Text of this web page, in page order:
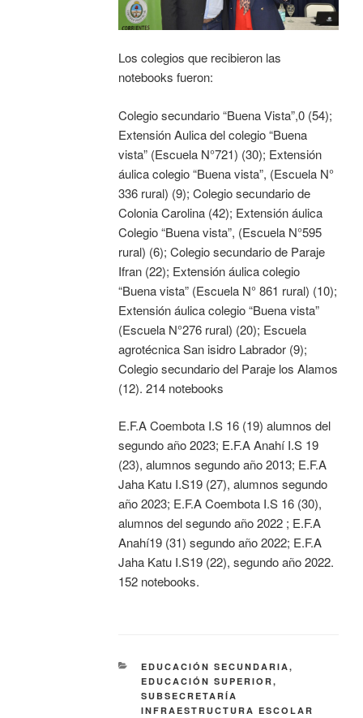
Los colegios que recibieron las
notebooks fueron:
Colegio secundario “Buena Vista”,0 (54);
Extensión Aulica del colegio “Buena
vista” (Escuela N°721) (30); Extensión
áulica colegio “Buena vista”, (Escuela N°
336 rural) (9); Colegio secundario de
Colonia Carolina (42); Extensión áulica
Colegio “Buena vista”, (Escuela N°595
rural) (6); Colegio secundario de Paraje
Ifran (22); Extensión áulica colegio
“Buena vista” (Escuela N° 861 rural) (10);
Extensión áulica colegio “Buena vista”
(Escuela N°276 rural) (20); Escuela
agrotécnica San isidro Labrador (9);
Colegio secundario del Paraje los Alamos
(12). 214 notebooks
E.F.A Coembota I.S 16 (19) alumnos del
segundo año 2023; E.F.A Anahí I.S 19
(23), alumnos segundo año 2013; E.F.A
Jaha Katu I.S19 (27), alumnos segundo
año 2023; E.F.A Coembota I.S 16 (30),
alumnos del segundo año 2022 ; E.F.A
Anahí19 (31) segundo año 2022; E.F.A
Jaha Katu I.S19 (22), segundo año 2022.
152 notebooks.
EDUCACIÓN SECUNDARIA,
EDUCACIÓN SUPERIOR,
SUBSECRETARÍA
INFRAESTRUCTURA ESCOLAR